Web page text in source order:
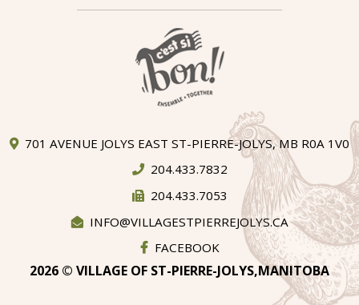
701 AVENUE JOLYS EAST ST-PIERRE-JOLYS, MB R0A 1V0
204.433.7832
204.433.7053
INFO@VILLAGESTPIERREJOLYS.CA
FACEBOOK
2026 © VILLAGE OF ST-PIERRE-JOLYS,MANITOBA